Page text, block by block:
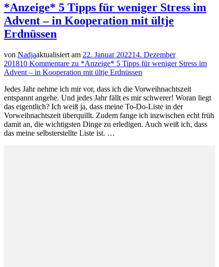
*Anzeige* 5 Tipps für weniger Stress im
Advent – in Kooperation mit ültje
Erdnüssen
von Nadjaaktualisiert am 22. Januar 202214. Dezember
201810 Kommentare zu *Anzeige* 5 Tipps für weniger Stress im
Advent – in Kooperation mit ültje Erdnüssen
Jedes Jahr nehme ich mir vor, dass ich die Vorweihnachtszeit
entspannt angehe. Und jedes Jahr fällt es mir schwerer! Woran liegt
das eigentlich? Ich weiß ja, dass meine To-Do-Liste in der
Vorweihnachtszeit überquillt. Zudem fange ich inzwischen echt früh
damit an, die wichtigsten Dinge zu erledigen. Auch weiß ich, dass
das meine selbsterstellte Liste ist. …